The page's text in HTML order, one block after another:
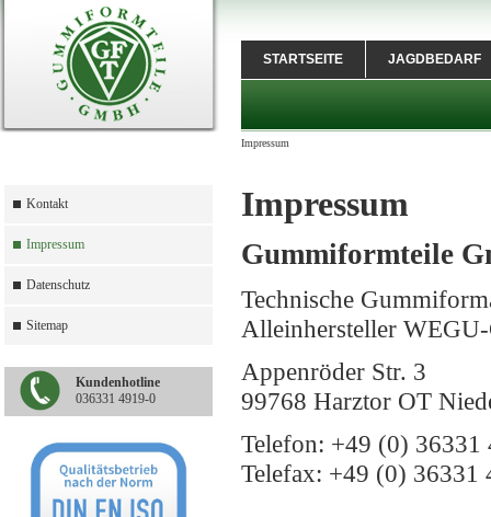
Kontakt
Impressum
Datenschutz
Sitemap
Kundenhotline
036331 4919-0
STARTSEITE JAGDBEDARF
Impressum
Impressum
Gummiformteile
Technische
Alleinhersteller
Appenröder Str. 3
99768 Harztor OT
Telefon: +49 (0) 36331
Telefax: +49 (0) 36331